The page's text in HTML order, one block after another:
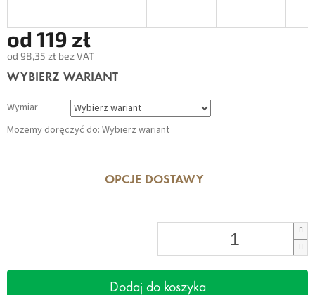
od 119 zł
od 98,35 zł bez VAT
Cena
WYBIERZ WARIANT
Wymiar
Możemy doręczyć do: Wybierz wariant
OPCJE DOSTAWY
Dodaj do koszyka